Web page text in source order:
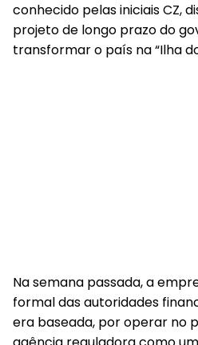
conhecido pelas iniciais CZ,
projeto de longo prazo do
transformar o país na “Ilha
Na semana passada, a
formal das autoridades
era baseada, por operar no